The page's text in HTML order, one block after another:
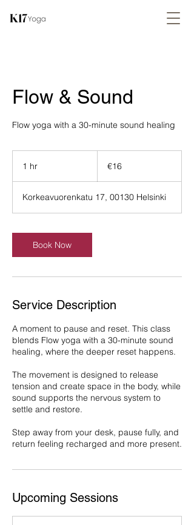
Flow & Sound
Flow yoga with a 30-minute sound healing
1 hr €16
Korkeavuorenkatu 17, 00130 Helsinki
Book Now
Service Description
A moment to pause and reset. This class
blends Flow yoga with a 30-minute sound
healing, where the deeper reset happens.
The movement is designed to release
tension and create space in the body, while
sound supports the nervous system to
settle and restore.
Step away from your desk, pause fully, and
return feeling recharged and more present.
Upcoming Sessions